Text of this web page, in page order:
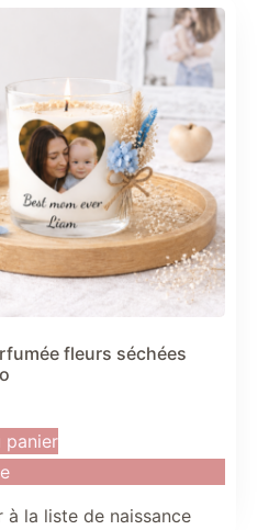
fleurs séchées
panier
à la liste de naissance